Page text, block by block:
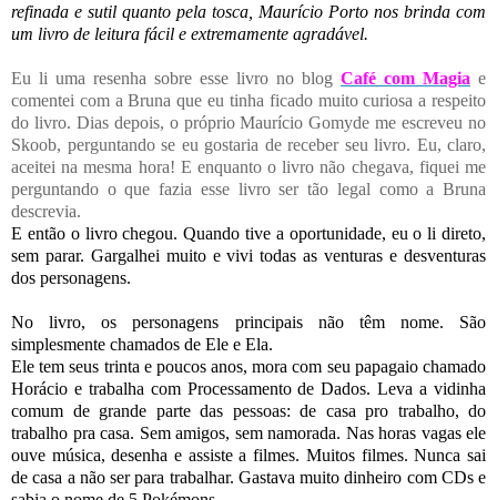
refinada e sutil quanto pela tosca, Maurício Porto nos brinda com
um livro de leitura fácil e extremamente agradável.
Eu li uma resenha sobre esse livro no blog Café com Magia e
comentei com a Bruna que eu tinha ficado muito curiosa a respeito
do livro. Dias depois, o próprio Maurício Gomyde me escreveu no
Skoob, perguntando se eu gostaria de receber seu livro. Eu, claro,
aceitei na mesma hora! E enquanto o livro não chegava, fiquei me
perguntando o que fazia esse livro ser tão legal como a Bruna
descrevia.
E então o livro chegou. Quando tive a oportunidade, eu o li direto,
sem parar. Gargalhei muito e vivi todas as venturas e desventuras
dos personagens.
No livro, os personagens principais não têm nome. São
simplesmente chamados de Ele e Ela.
Ele tem seus trinta e poucos anos, mora com seu papagaio chamado
Horácio e trabalha com Processamento de Dados. Leva a vidinha
comum de grande parte das pessoas: de casa pro trabalho, do
trabalho pra casa. Sem amigos, sem namorada. Nas horas vagas ele
ouve música, desenha e assiste a filmes. Muitos filmes. Nunca sai
de casa a não ser para trabalhar. Gastava muito dinheiro com CDs e